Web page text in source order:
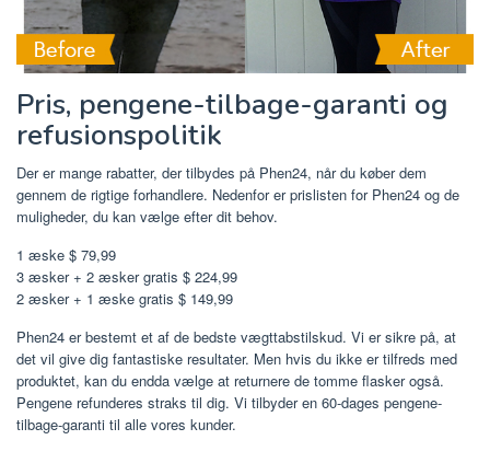
Pris, pengene-tilbage-garanti og
refusionspolitik
Der er mange rabatter, der tilbydes på Phen24, når du køber dem
gennem de rigtige forhandlere. Nedenfor er prislisten for Phen24 og de
muligheder, du kan vælge efter dit behov.
1 æske $ 79,99
3 æsker + 2 æsker gratis $ 224,99
2 æsker + 1 æske gratis $ 149,99
Phen24 er bestemt et af de bedste vægttabstilskud. Vi er sikre på, at
det vil give dig fantastiske resultater. Men hvis du ikke er tilfreds med
produktet, kan du endda vælge at returnere de tomme flasker også.
Pengene refunderes straks til dig. Vi tilbyder en 60-dages pengene-
tilbage-garanti til alle vores kunder.